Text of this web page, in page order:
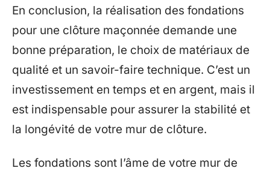
En conclusion, la réalisation des fondations
pour une clôture maçonnée demande une
bonne préparation, le choix de matériaux de
qualité et un savoir-faire technique. C’est un
investissement en temps et en argent, mais il
est indispensable pour assurer la stabilité et
la longévité de votre mur de clôture.
Les fondations sont l’âme de votre mur de